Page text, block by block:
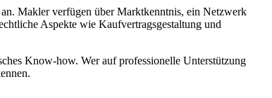
Makler verfügen über Marktkenntnis, ein Netzwerk
Aspekte wie Kaufvertragsgestaltung und
Know-how. Wer auf professionelle Unterstützung